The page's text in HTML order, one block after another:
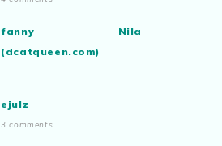
fanny Nila
(dcatqueen.com)
ejulz
3 comments